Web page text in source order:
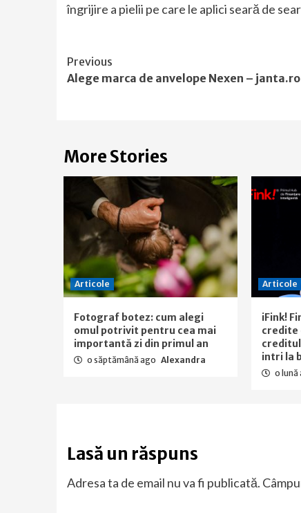
îngrijire a pielii pe care le aplici seară de
Continue
Reading
Previous
Alege marca de anvelope Nexen – janta.ro
More Stories
Articole
Fotograf botez: cum alegi
omul potrivit pentru cea mai
importantă zi din primul an
o săptămână ago Alexandra
Articole
iFink!
credite
intri la
o lună
Lasă un răspuns
Adresa ta de email nu va fi publicată.